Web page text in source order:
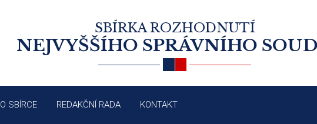
SBÍRKA ROZHODNUTÍ
NEJVYŠŠÍHO SPRÁVNÍHO
O SBÍRCE REDAKČNÍ RADA KONTAKT